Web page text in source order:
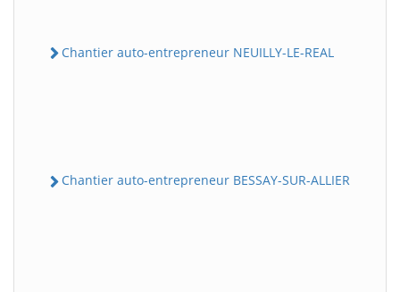
Chantier auto-entrepreneur NEUILLY-LE-REAL
Chantier auto-entrepreneur BESSAY-SUR-ALLIER